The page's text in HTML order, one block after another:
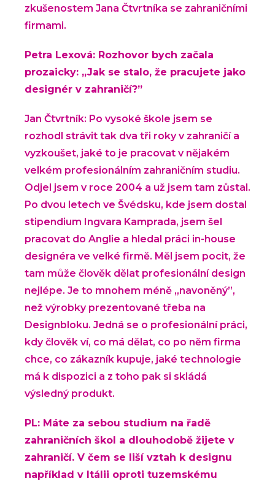
zkušenostem Jana Čtvrtníka se zahraničními
firmami.
Petra Lexová: Rozhovor bych začala
prozaicky: „Jak se stalo, že pracujete jako
designér v zahraničí?”
Jan Čtvrtník: Po vysoké škole jsem se
rozhodl strávit tak dva tři roky v zahraničí a
vyzkoušet, jaké to je pracovat v nějakém
velkém profesionálním zahraničním studiu.
Odjel jsem v roce 2004 a už jsem tam zůstal.
Po dvou letech ve Švédsku, kde jsem dostal
stipendium Ingvara Kamprada, jsem šel
pracovat do Anglie a hledal práci in-house
designéra ve velké firmě. Měl jsem pocit, že
tam může člověk dělat profesionální design
nejlépe. Je to mnohem méně „navoněný”,
než výrobky prezentované třeba na
Designbloku. Jedná se o profesionální práci,
kdy člověk ví, co má dělat, co po něm firma
chce, co zákazník kupuje, jaké technologie
má k dispozici a z toho pak si skládá
výsledný produkt.
PL: Máte za sebou studium na řadě
zahraničních škol a dlouhodobě žijete v
zahraničí. V čem se liší vztah k designu
například v Itálii oproti tuzemskému